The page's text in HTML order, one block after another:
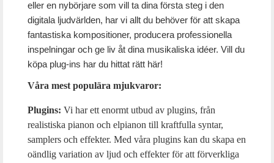
eller en nybörjare som vill ta dina första steg i den
digitala ljudvärlden, har vi allt du behöver för att skapa
fantastiska kompositioner, producera professionella
inspelningar och ge liv åt dina musikaliska idéer. Vill du
köpa plug-ins har du hittat rätt här!
Våra mest populära mjukvaror:
Plugins: Vi har ett enormt utbud av plugins, från
realistiska pianon och elpianon till kraftfulla syntar,
samplers och effekter. Med våra plugins kan du skapa en
oändlig variation av ljud och effekter för att förverkliga